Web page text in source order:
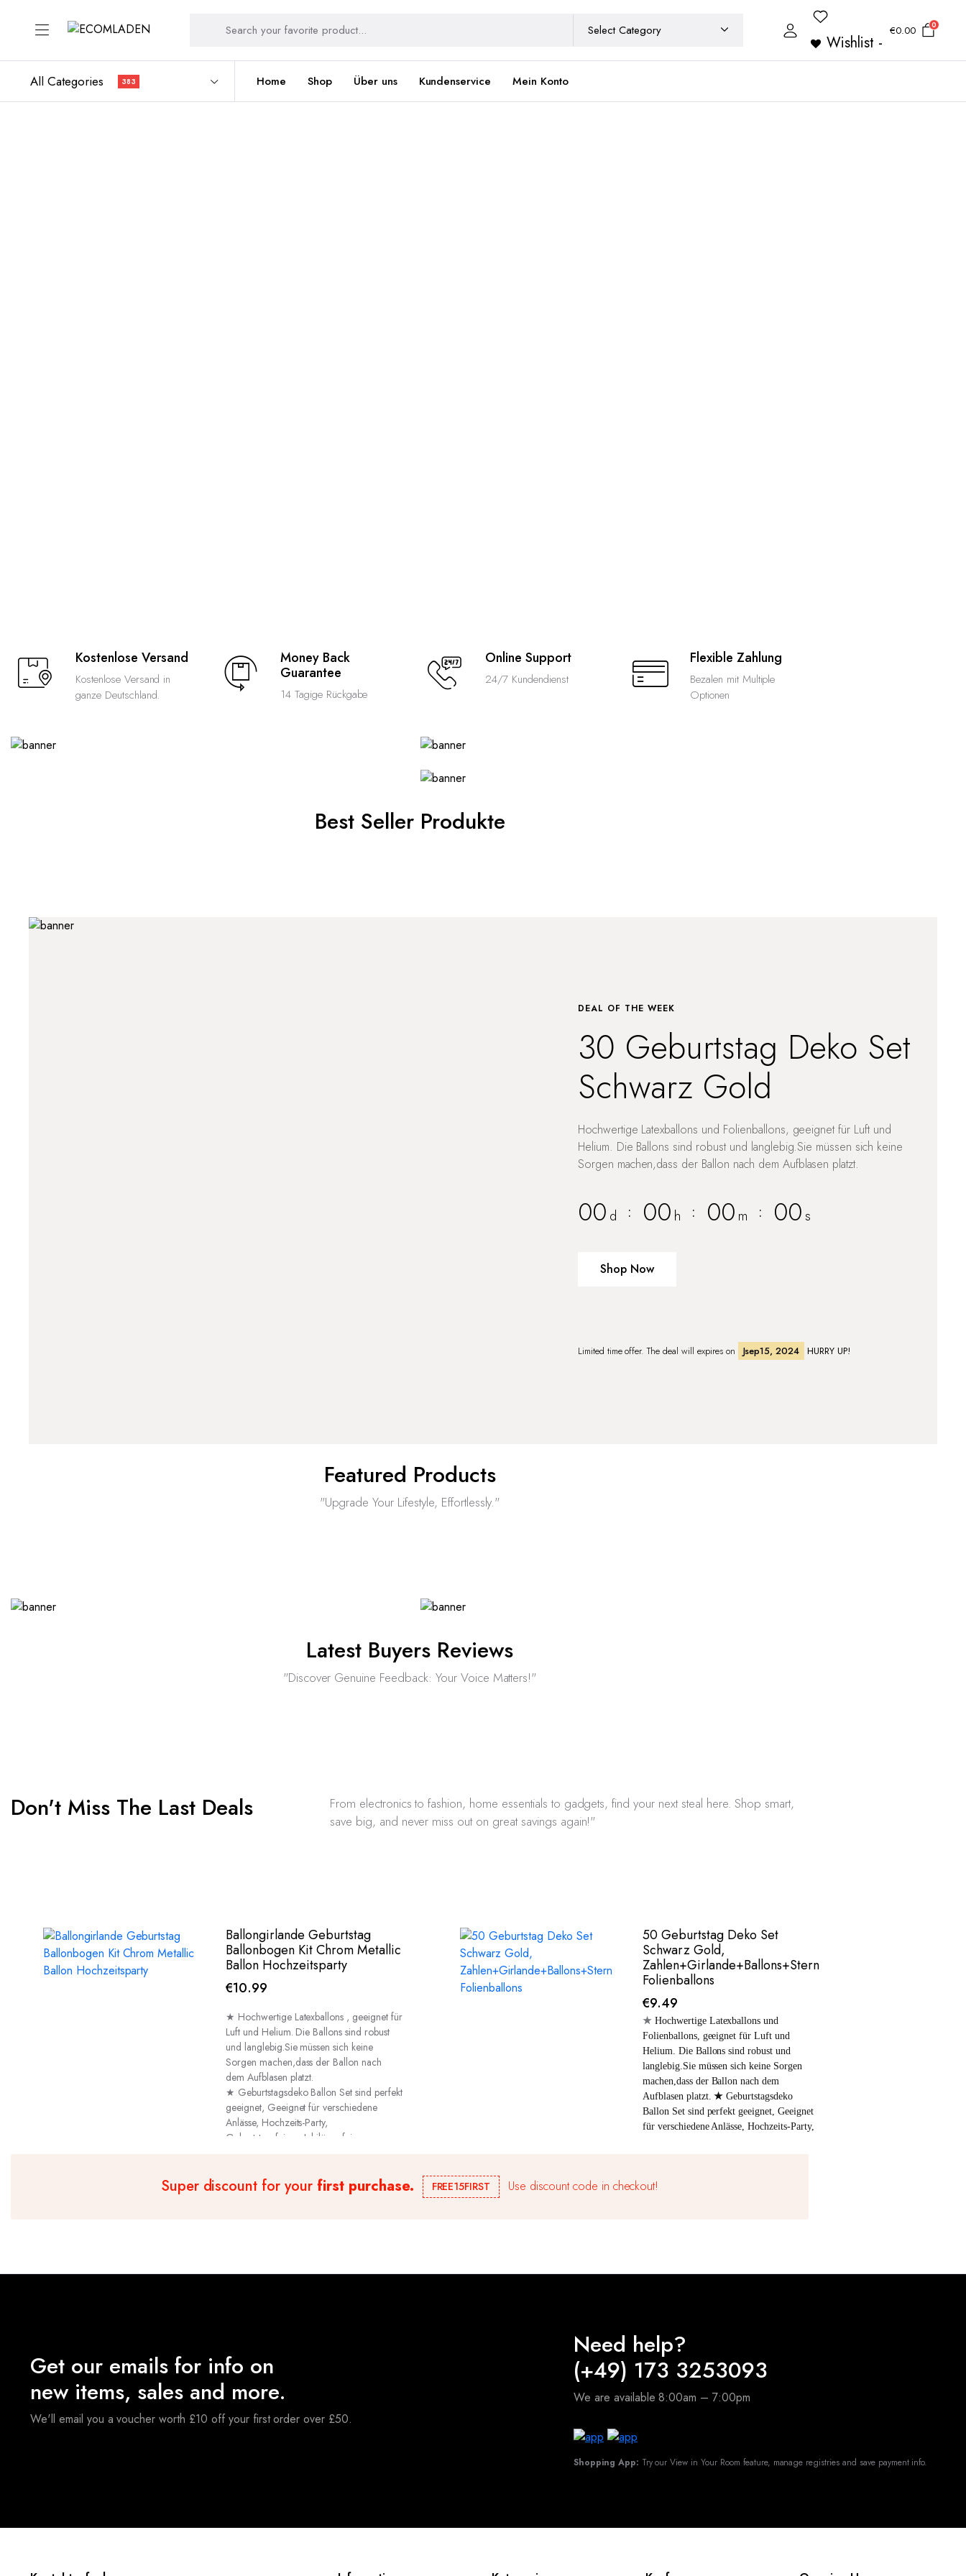
Wishlist -
€0.00 0
All Categories 383 Home Shop Über uns Kundenservice Mein Konto
Kostenlose Versand
Kostenlose Versand in
ganze Deutschland.
Money Back
Guarantee
14 Tagige Rückgabe
Online Support
24/7 Kundendienst
Flexible Zahlung
Bezalen mit Multiple
Optionen
Best Seller Produkte
DEAL OF THE WEEK
30 Geburtstag Deko Set
Schwarz Gold
Hochwertige Latexballons und Folienballons, geeignet für Luft und
Helium. Die Ballons sind robust und langlebig.Sie müssen sich keine
Sorgen machen,dass der Ballon nach dem Aufblasen platzt.
00 d : 00 h : 00 m : 00s
Shop Now
Limited time offer. The deal will expires on Jsep15, 2024 HURRY UP!
Featured Products
"Upgrade Your Lifestyle, Effortlessly."
Latest Buyers Reviews
"Discover Genuine Feedback: Your Voice Matters!"
Don't Miss The Last Deals
From electronics to fashion, home essentials to gadgets, find your next steal here. Shop smart,
save big, and never miss out on great savings again!"
Ballongirlande Geburtstag
Ballonbogen Kit Chrom Metallic
Ballon Hochzeitsparty
€10.99
★ Hochwertige Latexballons , geeignet für
Luft und Helium. Die Ballons sind robust
und langlebig.Sie müssen sich keine
Sorgen machen,dass der Ballon nach
dem Aufblasen platzt.
★ Geburtstagsdeko Ballon Set sind perfekt
geeignet, Geeignet für verschiedene
Anlässe, Hochzeits-Party,
Geburtstagsfeiern, Jubiläumsfeiern,
50 Geburtstag Deko Set
Schwarz Gold,
Zahlen+Girlande+Ballons+Stern
Folienballons
€9.49
★ Hochwertige Latexballons und
Folienballons, geeignet für Luft und
Helium. Die Ballons sind robust und
langlebig.Sie müssen sich keine Sorgen
machen,dass der Ballon nach dem
Aufblasen platzt. ★ Geburtstagsdeko
Ballon Set sind perfekt geeignet, Geeignet
für verschiedene Anlässe, Hochzeits-Party,
Girlande: Schwarz Gold 2x 32" Zahlen
Super discount for your first purchase. FREE15FIRST Use discount code in checkout!
Get our emails for info on
new items, sales and more.
We'll email you a voucher worth £10 off your first order over £50.
Need help?
(+49) 173 3253093
We are available 8:00am – 7:00pm
Shopping App: Try our View in Your Room feature, manage registries and save payment info.